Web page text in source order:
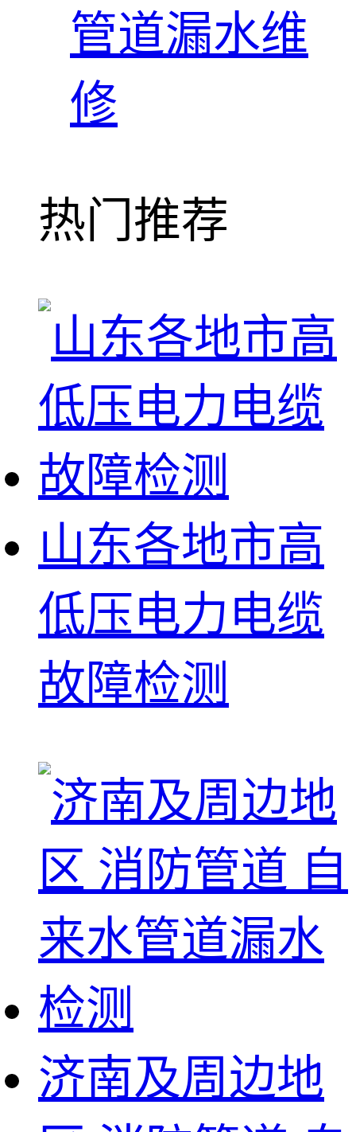
管道漏水维
修
热门推荐
山东各地市高
低压电力电缆
故障检测
济南及周边地